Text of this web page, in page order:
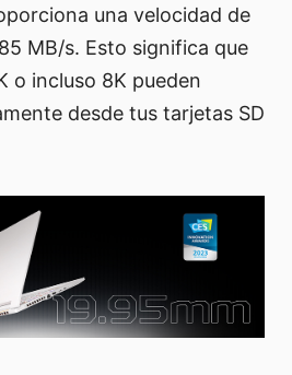
una velocidad de
MB/s. Esto significa que
o incluso 8K pueden
desde tus tarjetas SD